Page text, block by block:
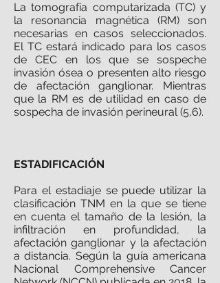
La tomografía computarizada (TC) y
la resonancia magnética (RM) son
necesarias en casos seleccionados.
El TC estará indicado para los casos
de CEC en los que se sospeche
invasión ósea o presenten alto riesgo
de afectación ganglionar. Mientras
que la RM es de utilidad en caso de
sospecha de invasión perineural (5,6).
ESTADIFICACIÓN
Para el estadiaje se puede utilizar la
clasificación TNM en la que se tiene
en cuenta el tamaño de la lesión, la
infiltración en profundidad, la
afectación ganglionar y la afectación
a distancia. Según la guía americana
Nacional Comprehensive Cancer